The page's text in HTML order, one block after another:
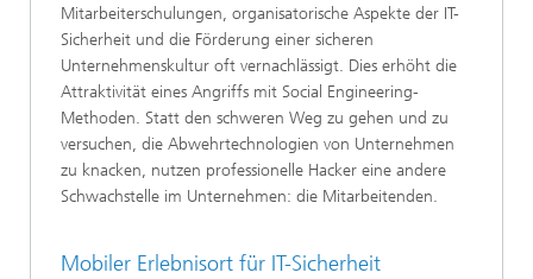
Mitarbeiterschulungen, organisatorische Aspekte der IT-
Sicherheit und die Förderung einer sicheren
Unternehmenskultur oft vernachlässigt. Dies erhöht die
Attraktivität eines Angriffs mit Social Engineering-
Methoden. Statt den schweren Weg zu gehen und zu
versuchen, die Abwehrtechnologien von Unternehmen
zu knacken, nutzen professionelle Hacker eine andere
Schwachstelle im Unternehmen: die Mitarbeitenden.
Mobiler Erlebnisort für IT-Sicherheit